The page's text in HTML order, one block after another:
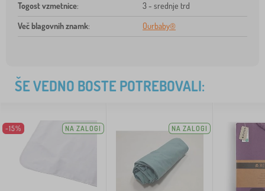
Togost vzmetnice:
3 - srednje trd
Več blagovnih znamk: Ourbaby®
ŠE VEDNO BOSTE POTREBOVALI:
-15% NA ZALOGI NA ZALOGI